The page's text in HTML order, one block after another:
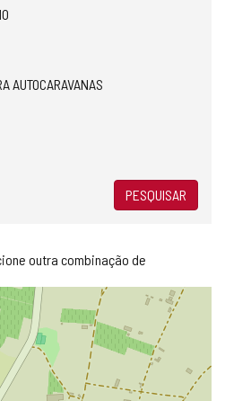
AUTOCARAVANAS
PESQUISAR
outra combinação de